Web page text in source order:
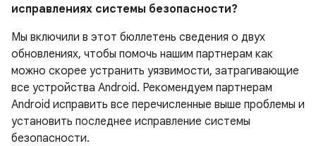
исправлениях системы безопасности?
Мы включили в этот бюллетень сведения о двух
обновлениях, чтобы помочь нашим партнерам как
можно скорее устранить уязвимости, затрагивающие
все устройства Android. Рекомендуем партнерам
Android исправить все перечисленные выше проблемы и
установить последнее исправление системы
безопасности.